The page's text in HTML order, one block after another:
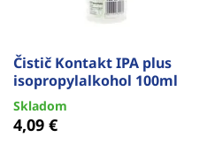
Čistič Kontakt IPA plus
isopropylalkohol 100ml
Skladom
4,09 €